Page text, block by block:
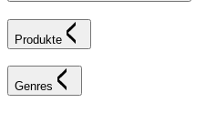
Produkte
Genres